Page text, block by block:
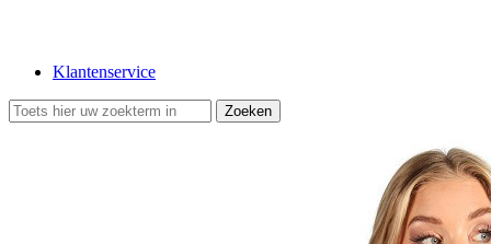
Klantenservice